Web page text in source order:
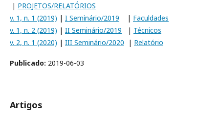
| PROJETOS/RELATÓRIOS
v. 1, n. 1 (2019) | I Seminário/2019 | Faculdades
v. 1, n. 2 (2019) | II Seminário/2019 | Técnicos
v. 2, n. 1 (2020) | III Seminário/2020 | Relatório
Publicado: 2019-06-03
Artigos